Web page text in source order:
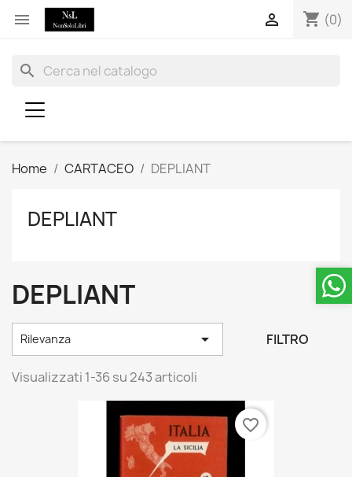
 shopping_cart (0)

search
Home CARTACEO DEPLIANT
DEPLIANT
DEPLIANT
Rilevanza  FILTRO
Visualizzati 1-36 su 243 articoli
favorite_border